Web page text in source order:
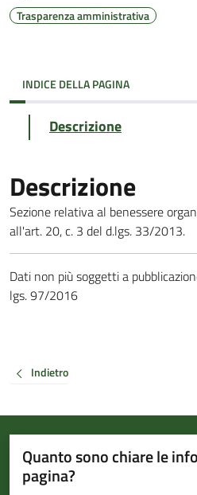
Trasparenza amministrativa
INDICE DELLA PAGINA
Descrizione
Descrizione
Sezione relativa al benessere
all'art. 20, c. 3 del d.lgs. 33/2013.
Dati non più soggetti a
lgs. 97/2016
Indietro
Quanto sono chiare le
pagina?